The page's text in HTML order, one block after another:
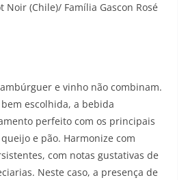
Noir (Chile)/ Família Gascon Rosé
e vinho não combinam.
escolhida, a bebida
perfeito com os principais
e pão. Harmonize com
com notas gustativas de
Neste caso, a presença de